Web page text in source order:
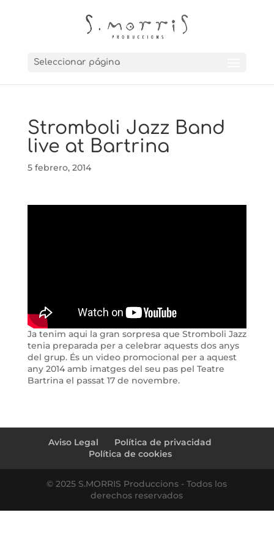
Seleccionar página
Stromboli Jazz Band
live at Bartrina
5 febrero, 2014
Ja tenim aqui la gran sorpresa que Stromboli Jazz
tenia preparada per a celebrar aquests dos anys
del grup. És un video promocional per a aquest
any 2014 amb imatges del seu pas pel Teatre
Bartrina el passat 17 de novembre.
Aviso Legal
Política de privacidad
Política de cookies
© 2025 S.MORRIS Produccions - Todos los
derechos reservados